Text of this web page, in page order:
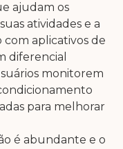
ajudam os
atividades e a
aplicativos de
diferencial
monitorem
para melhorar
é abundante e o